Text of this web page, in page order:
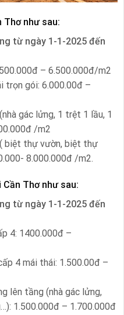
Thơ như sau:
từ ngày 1-1-2025 đến
– 6.500.000đ/m2
trọn gói: 6.000.00đ –
gác lửng, 1 trệt 1 lầu, 1
/m2
biệt thự vườn, biệt thự
8.000.000đ /m2.
Thơ như sau:
từ ngày 1-1-2025 đến
4: 1400.000đ –
4 mái thái: 1.500.00đ –
lên tầng (nhà gác lửng,
1.500.000đ – 1.700.000đ